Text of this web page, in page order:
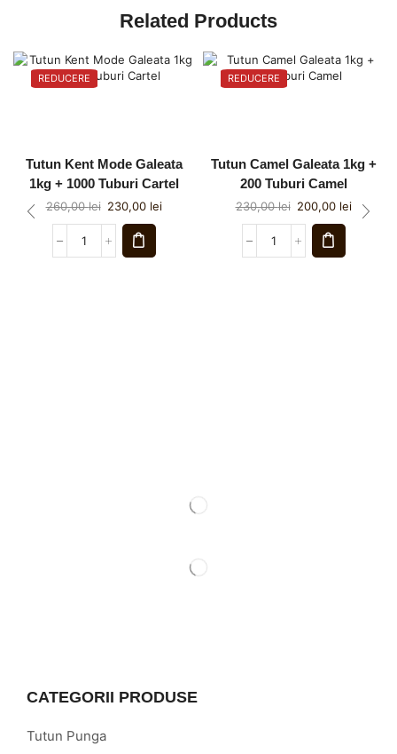
Related Products
REDUCERE
Tutun Kent Mode Galeata
1kg + 1000 Tuburi Cartel
260,00lei 230,00 lei
REDUCERE
Tutun Camel Galeata 1kg +
200 Tuburi Camel
230,00lei 200,00 lei
CATEGORII PRODUSE
Tutun Punga